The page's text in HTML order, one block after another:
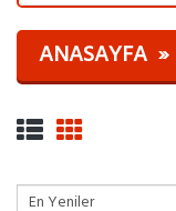
ANASAYFA